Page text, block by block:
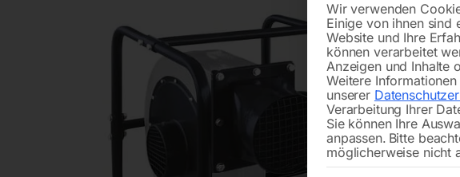
🔍
Wir verwenden
Einige von ihnen sind
Website und Ihre
können verarbeitet
Anzeigen und Inhalte
Weitere
unserer
Verarbeitung Ihrer
Sie können Ihre
anpassen. Bitte
möglicherweise nicht